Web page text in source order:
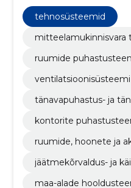
tehnosüsteemid
mitteelamukinnisvara
ruumide
tänavapuhastus- ja
kontorite
ruumide, hoonete ja
jäätmekõrvaldus- ja
maa-alade